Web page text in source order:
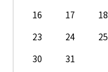
16
17 18
23
24 25
30
31